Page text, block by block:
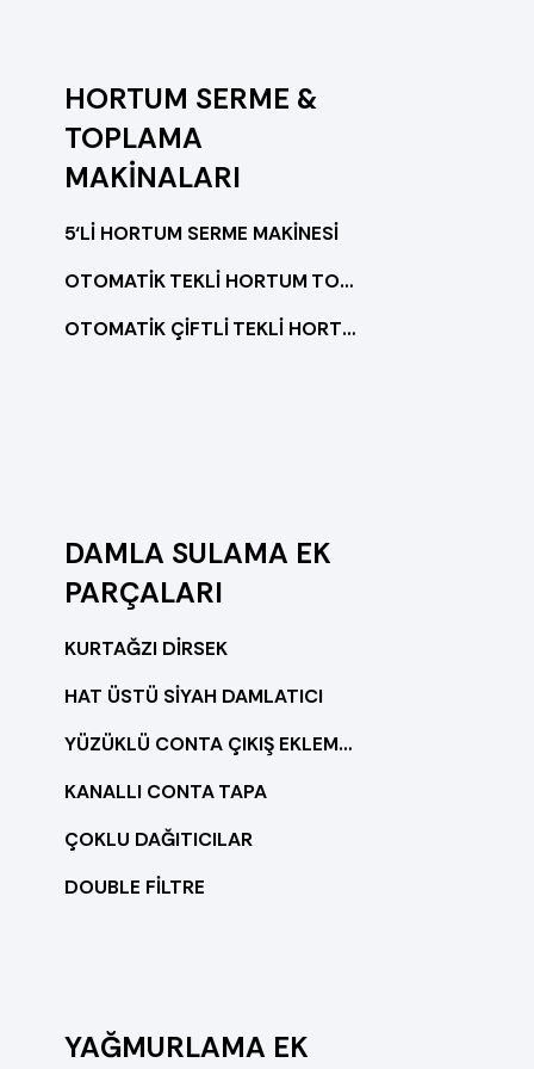
HORTUM SERME &
TOPLAMA
MAKİNALARI
5‘Lİ HORTUM SERME MAKİNESİ
OTOMATİK TEKLİ HORTUM TOPLAMA MAKİNESİ
OTOMATİK ÇİFTLİ TEKLİ HORTUM TOPLAMA MAKİNESİ
DAMLA SULAMA EK
PARÇALARI
KURTAĞZI DİRSEK
HAT ÜSTÜ SİYAH DAMLATICI
YÜZÜKLÜ CONTA ÇIKIŞ EKLEME NİPELİ
KANALLI CONTA TAPA
ÇOKLU DAĞITICILAR
DOUBLE FİLTRE
YAĞMURLAMA EK